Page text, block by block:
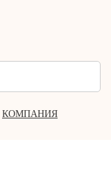
КОМПАНИЯ